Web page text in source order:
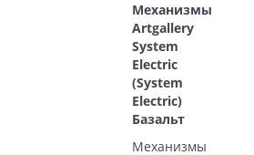
Механизмы
Artgallery
System
Electric
(System
Electric)
Базальт
Механизмы